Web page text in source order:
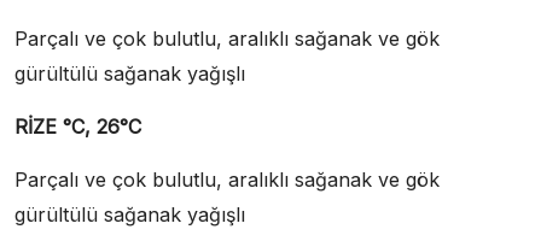
Parçalı ve çok bulutlu, aralıklı sağanak ve gök
gürültülü sağanak yağışlı
RİZE °C, 26°C
Parçalı ve çok bulutlu, aralıklı sağanak ve gök
gürültülü sağanak yağışlı